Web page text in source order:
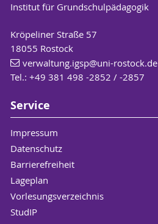
Institut für Grundschulpädagogik
Kröpeliner Straße 57
18055 Rostock
verwaltung.igsp@uni-rostock.de
Tel.: +49 381 498 -2852 / -2857
Service
Impressum
Datenschutz
Barrierefreiheit
Lageplan
Vorlesungsverzeichnis
StudIP